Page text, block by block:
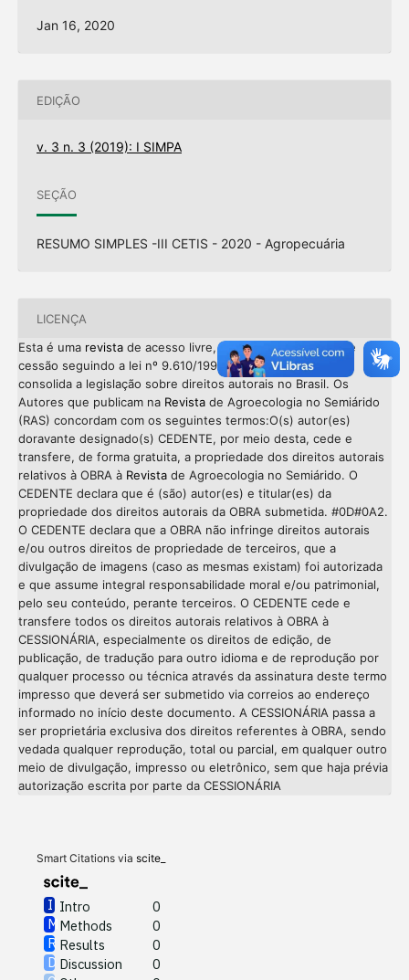
Jan 16, 2020
EDIÇÃO
v. 3 n. 3 (2019): I SIMPA
SEÇÃO
RESUMO SIMPLES -III CETIS - 2020 - Agropecuária
LICENÇA
Esta é uma revistade acesso livre, onde, utiliza o termo de
cessão seguindo a lei nº 9.610/1998, que altera, atualiza e
consolida a legislação sobre direitos autorais no Brasil. Os
Autores que publicam na Revistade Agroecologia no Semiárido
(RAS) concordam com os seguintes termos:O(s) autor(es)
doravante designado(s) CEDENTE, por meio desta, cede e
transfere, de forma gratuita, a propriedade dos direitos autorais
relativos à OBRA à Revistade Agroecologia no Semiárido. O
CEDENTE declara que é (são) autor(es) e titular(es) da
propriedade dos direitos autorais da OBRA submetida. #0D#0A2.
O CEDENTE declara que a OBRA não infringe direitos autorais
e/ou outros direitos de propriedade de terceiros, que a
divulgação de imagens (caso as mesmas existam) foi autorizada
e que assume integral responsabilidade moral e/ou patrimonial,
pelo seu conteúdo, perante terceiros. O CEDENTE cede e
transfere todos os direitos autorais relativos à OBRA à
CESSIONÁRIA, especialmente os direitos de edição, de
publicação, de tradução para outro idioma e de reprodução por
qualquer processo ou técnica através da assinatura deste termo
impresso que deverá ser submetido via correios ao endereço
informado no início deste documento. A CESSIONÁRIA passa a
ser proprietária exclusiva dos direitos referentes à OBRA, sendo
vedada qualquer reprodução, total ou parcial, em qualquer outro
meio de divulgação, impresso ou eletrônico, sem que haja prévia
autorização escrita por parte da CESSIONÁRIA
Smart Citations via scite_
Intro
0
Methods
0
Results
0
Discussion
0
Intro